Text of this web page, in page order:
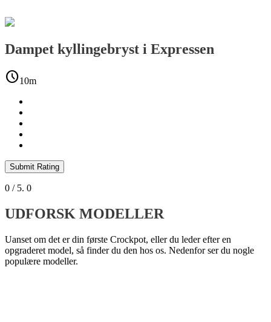
Dampet kyllingebryst i Expressen
schedule10m
Submit Rating
0 / 5. 0
UDFORSK MODELLER
Uanset om det er din første Crockpot, eller du leder efter en
opgraderet model, så finder du den hos os. Nedenfor ser du nogle
populære modeller.